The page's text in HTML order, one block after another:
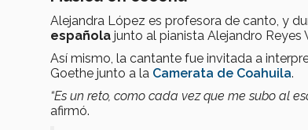
Alejandra López es profesora de canto, y
española junto al pianista Alejandro Reyes
Así mismo, la cantante fue invitada a
Goethe junto a la Camerata de Coahuila.
“Es un reto, como cada vez que me subo al
afirmó.